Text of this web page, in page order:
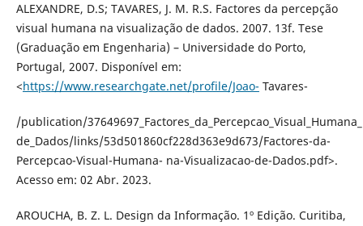
ALEXANDRE, D.S; TAVARES, J. M. R.S. Factores da percepção
visual humana na visualização de dados. 2007. 13f. Tese
(Graduação em Engenharia) – Universidade do Porto,
Portugal, 2007. Disponível em:
<https://www.researchgate.net/profile/Joao- Tavares-
/publication/
de_Dados/links/53d501860cf228d363e9d673/Factores-da-
Percepcao-Visual-Humana- na-Visualizacao-de-Dados.pdf>.
Acesso em: 02 Abr. 2023.
AROUCHA, B. Z. L. Design da Informação. 1º Edição. Curitiba,